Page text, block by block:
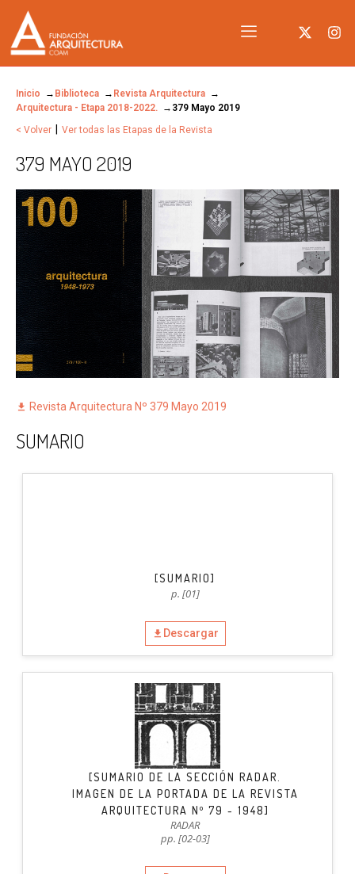
Inicio Biblioteca
Revista Arquitectura
Arquitectura - Etapa 2018-2022.
379 Mayo 2019
< Volver | Ver todas las Etapas de la Revista
379 MAYO 2019
Revista Arquitectura Nº 379 Mayo 2019
SUMARIO
[SUMARIO]
p. [01]
Descargar
[SUMARIO DE LA SECCIÓN RADAR.
IMAGEN DE LA PORTADA DE LA REVISTA
ARQUITECTURA Nº 79 - 1948]
RADAR
pp. [02-03]